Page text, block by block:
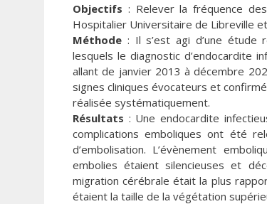
Objectifs : Relever la fréquence
Hospitalier Universitaire de Libreville
Méthode : Il s’est agi d’une étude
lesquels le diagnostic d’endocardite
allant de janvier 2013 à décembre
signes cliniques évocateurs et
réalisée systématiquement.
Résultats : Une endocardite
complications emboliques ont été
d’embolisation. L’évènement
embolies étaient silencieuses et
migration cérébrale était la plus
étaient la taille de la végétation